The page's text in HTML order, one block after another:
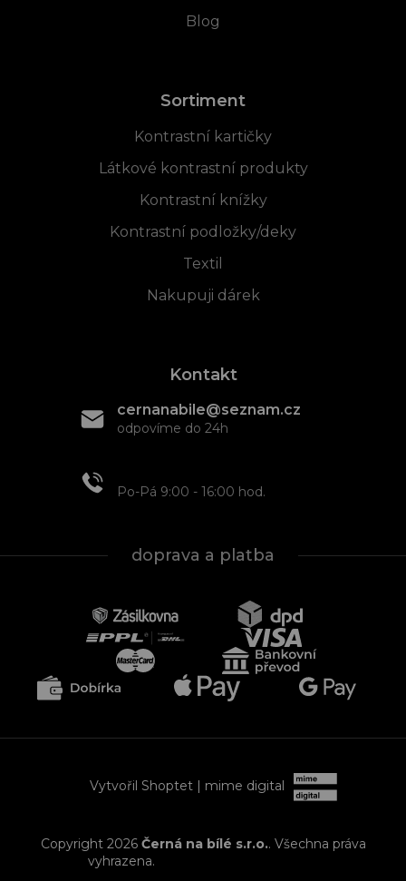
Blog
Sortiment
Kontrastní kartičky
Látkové kontrastní produkty
Kontrastní knížky
Kontrastní podložky/deky
Textil
Nakupuji dárek
Kontakt
cernanabile@seznam.cz
odpovíme do 24h
Po-Pá 9:00 - 16:00 hod.
doprava a platba
Vytvořil Shoptet | mime digital
Copyright 2026 Černá na bílé s.r.o.. Všechna práva
vyhrazena.